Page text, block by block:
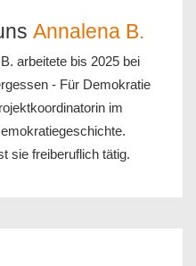
Annalena B.
arbeitete bis 2025 bei
- Für Demokratie
im
sie freiberuflich tätig.